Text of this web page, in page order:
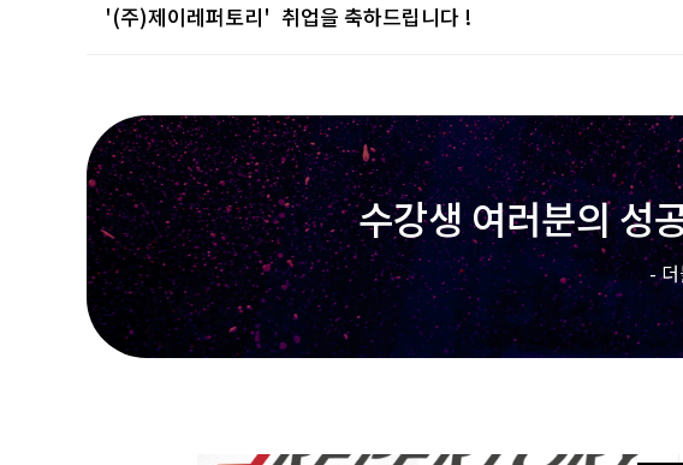
'(주)제이레퍼토리'
수강생 여러분의 성
-